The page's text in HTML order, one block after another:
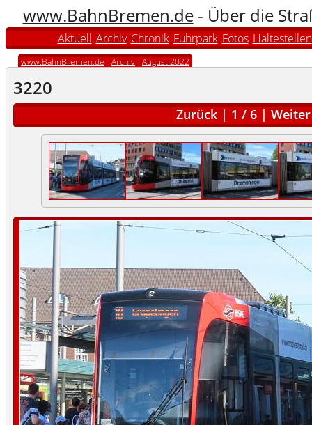
www.BahnBremen.de- Über die
Aktuell Archiv Chronik Fuhrpark Fotos Haltestellen
www.BahnBremen.de -Archiv-August 2022
3220
Zurück | 1 / 6 | Weiter